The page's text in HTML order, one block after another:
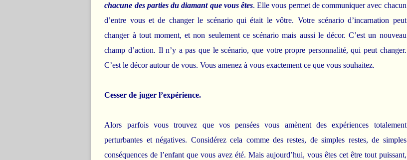
chacune des parties du diamant que vous êtes. Elle vous permet de communiquer avec chacun
d’entre vous et de changer le scénario qui était le vôtre. Votre scénario d’incarnation peut
changer à tout moment, et non seulement ce scénario mais aussi le décor. C’est un nouveau
champ d’action. Il n’y a pas que le scénario, que votre propre personnalité, qui peut changer.
C’est le décor autour de vous. Vous amenez à vous exactement ce que vous souhaitez.
Cesser de juger l’expérience.
Alors parfois vous trouvez que vos pensées vous amènent des expériences totalement
perturbantes et négatives. Considérez cela comme des restes, de simples restes, de simples
conséquences de l’enfant que vous avez été. Mais aujourd’hui, vous êtes cet être tout puissant,